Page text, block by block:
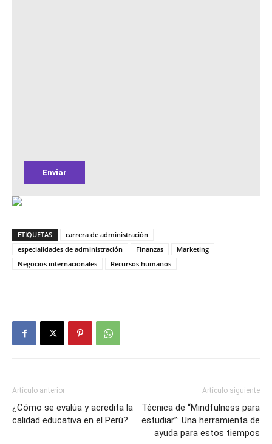
ETIQUETAS
carrera de administración
especialidades de administración
Finanzas
Marketing
Negocios internacionales
Recursos humanos
Artículo anterior
¿Cómo se evalúa y acredita la
calidad educativa en el Perú?
Artículo siguiente
Técnica de “Mindfulness para
estudiar”: Una herramienta de
ayuda para estos tiempos